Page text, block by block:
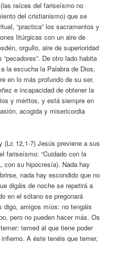
raíces del fariseísmo no
del cristianismo) que se
“practica” los sacramentos y
litúrgicas con un aire de
orgullo, aire de superioridad
De otro lado habita
la escucha la Palabra de Dios,
en lo más profundo de su ser,
e incapacidad de obtener la
y méritos, y está siempre en
acogida y misericordia
(Lc 12,1-7) Jesús previene a sus
fariseísmo: “Cuidado con la
con su hipocresía). Nada hay
nada hay escondido que no
digáis de noche se repetirá a
en el sótano se pregonará
digo, amigos míos: no tengáis
pero no pueden hacer más. Os
temed al que tiene poder
A éste tenéis que temer,